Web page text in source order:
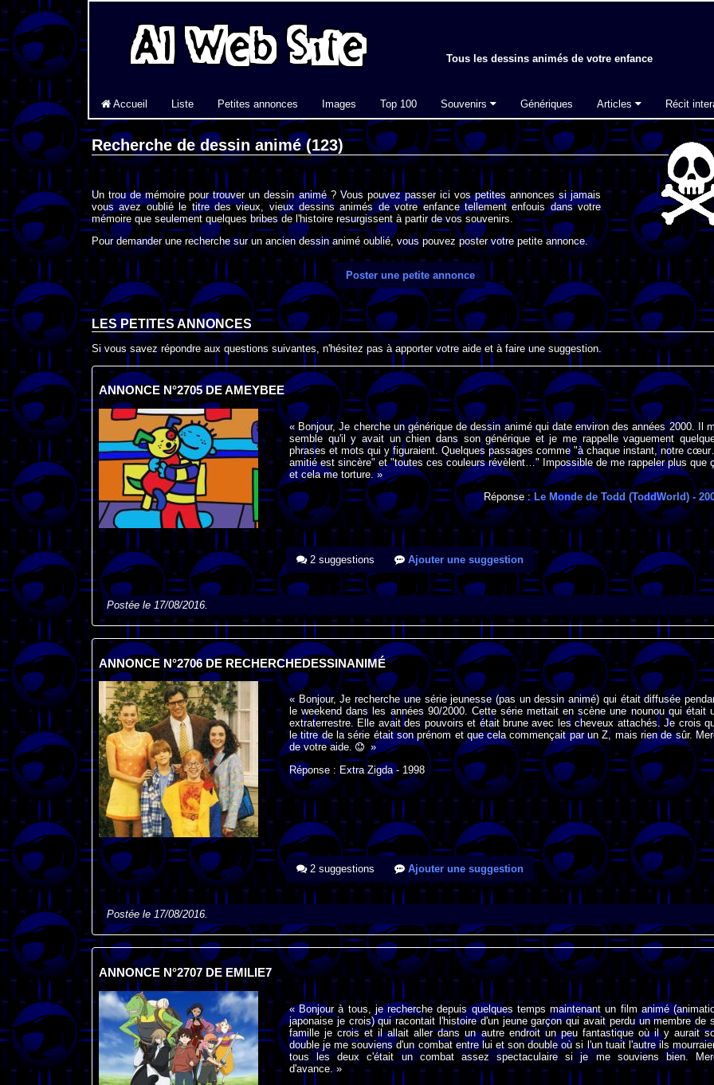
Tous les dessins animés de votre enfance
Accueil Liste Petites annonces Images Top 100 Souvenirs Génériques Articles Récit
Recherche de dessin animé (123)
Un trou de mémoire pour trouver un dessin animé ? Vous pouvez passer ici vos petites annonces si jamais
vous avez oublié le titre des vieux, vieux dessins animés de votre enfance tellement enfouis dans votre
mémoire que seulement quelques bribes de l'histoire resurgissent à partir de vos souvenirs.
Pour demander une recherche sur un ancien dessin animé oublié, vous pouvez poster votre petite annonce.
Poster une petite annonce
LES PETITES ANNONCES
Si vous savez répondre aux questions suivantes, n'hésitez pas à apporter votre aide et à faire une suggestion.
ANNONCE N°2705 DE AMEYBEE
« Bonjour, Je cherche un générique de dessin animé qui date environ des années 2000. Il
semble qu'il y avait un chien dans son générique et je me rappelle vaguement
phrases et mots qui y figuraient. Quelques passages comme "à chaque instant, notre
amitié est sincère" et "toutes ces couleurs révèlent…" Impossible de me rappeler plus que
et cela me torture. »
Réponse :Le Monde de Todd (ToddWorld) -
2 suggestions Ajouter une suggestion
Postée le 17/08/2016.
ANNONCE N°2706 DE RECHERCHEDESSINANIMÉ
« Bonjour, Je recherche une série jeunesse (pas un dessin animé) qui était diffusée
le weekend dans les années 90/2000. Cette série mettait en scène une nounou qui était
extraterrestre. Elle avait des pouvoirs et était brune avec les cheveux attachés. Je crois
le titre de la série était son prénom et que cela commençait par un Z, mais rien de sûr.
de votre aide.
»
Réponse : Extra Zigda - 1998
2 suggestions Ajouter une suggestion
Postée le 17/08/2016.
ANNONCE N°2707 DE EMILIE7
« Bonjour à tous, je recherche depuis quelques temps maintenant un film animé
japonaise je crois) qui racontait l'histoire d'un jeune garçon qui avait perdu un membre de
famille je crois et il allait aller dans un autre endroit un peu fantastique où il y aurait
double je me souviens d'un combat entre lui et son double où si l'un tuait l'autre ils
tous les deux c'était un combat assez spectaculaire si je me souviens bien.
d'avance. »